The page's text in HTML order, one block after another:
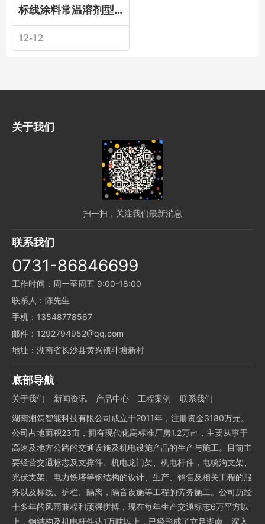
标线涂料常温溶剂型
怎么样？
12-12
关于我们
扫一扫，关注我们最新消息
联系我们
0731-86846699
工作时间：周一至周五 9:00-18:00
联系人：陈先生
手机：13548778567
邮件：1292794952@qq.com
地址：湖南省长沙县黄兴镇斗塘新村
底部导航
关于我们 新闻资讯 产品中心 工程案例
联系我们
湖南湘筑智能科技有限公司成立于2011年，注册资金3180万元。
公司占地面积23亩，拥有现代化高标准厂房1.2万㎡，主要从事于
高速及地方公路的交通设施及机电设施产品的生产与施工。目前主
要经营交通标志及支撑件、机电龙门架、机电杆件，电缆沟支架、
光伏支架、电力铁塔等钢结构的设计、生产、销售及相关工程的服
务以及标线、护栏、隔离，隔音设施等工程的劳务施工。公司历经
十多年的风雨兼程和顽强拼搏，现在每年生产交通标志6万平方以
上，钢结构及机电杆件达1万吨以上，已经形成了立足湖南、深入